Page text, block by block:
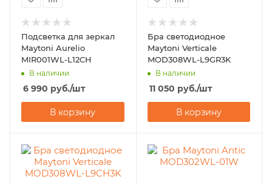
Подсветка для зеркал
Maytoni Aurelio
MIR001WL-L12CH
В наличии
6 990 руб./шт
В корзину
Бра светодиодное
Maytoni Verticale
MOD308WL-L9GR3K
В наличии
11 050 руб./шт
В корзину